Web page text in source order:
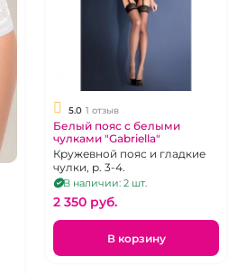
5.0 1 отзыв
Белый пояс с белыми
чулками "Gabriella"
Кружевной пояс и гладкие
чулки, р. 3-4.
В наличии: 2 шт.
2 350 pуб.
В корзину